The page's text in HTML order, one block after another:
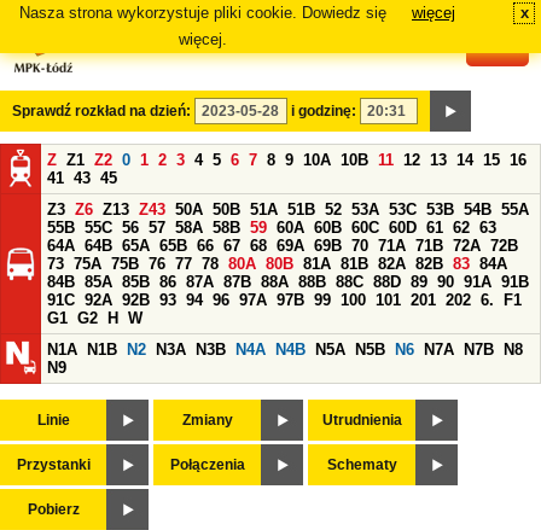
Nasza strona wykorzystuje pliki cookie. Dowiedz się
więcej.
więcej x
Sprawdź rozkład na dzień: i godzinę:
Z Z1 Z2 0 1 2 3 4 5 6 7 8 9 10A 10B 11 12 13 14 15 16
41 43 45
Z3 Z6 Z13 Z43 50A 50B 51A 51B 52 53A 53C 53B 54B 55A
55B 55C 56 57 58A 58B 59 60A 60B 60C 60D 61 62 63
64A 64B 65A 65B 66 67 68 69A 69B 70 71A 71B 72A 72B
73 75A 75B 76 77 78 80A 80B 81A 81B 82A 82B 83 84A
84B 85A 85B 86 87A 87B 88A 88B 88C 88D 89 90 91A 91B
91C 92A 92B 93 94 96 97A 97B 99 100 101 201 202 6.
F1
G1 G2 H
W
N1A
N1B N2 N3A N3B N4A N4B N5A N5B N6 N7A N7B
N8
N9
Linie Zmiany Utrudnienia
Przystanki Połączenia Schematy
Pobierz